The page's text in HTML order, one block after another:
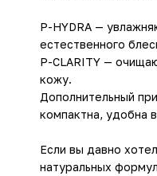
P-HYDRA —
естественного
P-CLARITY —
кожу.
Дополнительный
компактна, удобна
Если вы давно
натуральных